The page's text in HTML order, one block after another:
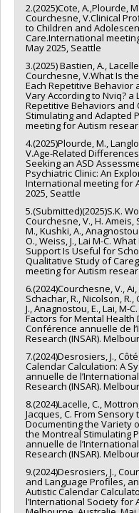
2.(2025)Cote, A.,Plourde,
Courchesne, V.Clinical
to Children and
Care.International
May 2025, Seattle
3.(2025) Bastien, A.,
Courchesne, V.What Is
Each Repetitive Behavior
Vary According to Nviq?
Repetitive Behaviors and
Stimulating and Adapted
meeting for Autism
4.(2025)Plourde, M.,
V.Age-Related
Seeking an ASD
Psychiatric Clinic: An
International meeting for
2025, Seattle
5.(Submitted)(2025)S.K.
Courchesne, V., H. Ameis,
M., Kushki, A.,
O., Weiss, J., Lai M-C.
Support Is Useful for
Qualitative Study of
meeting for Autism
6.(2024)Courchesne, V., Ai,
Schachar, R., Nicolson,
J., Anagnostou, E., Lai, M-
Factors for Mental Health
Conférence annuelle de
Research (INSAR).
7.(2024)Desrosiers, J.,
Calendar Calculation: A
annuelle de
Research (INSAR).
8.(2024)Lacelle, C.,
Jacques, C. From
Documenting the Variety
the Montreal Stimulating
annuelle de
Research (INSAR).
9.(2024)Desrosiers, J.,
and Language Profiles,
Autistic Calendar
l’International Society for